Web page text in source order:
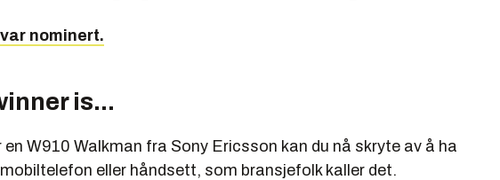
nominert.
is...
en W910 Walkman fra Sony Ericsson kan du nå skryte av å ha
eller håndsett, som bransjefolk kaller det.